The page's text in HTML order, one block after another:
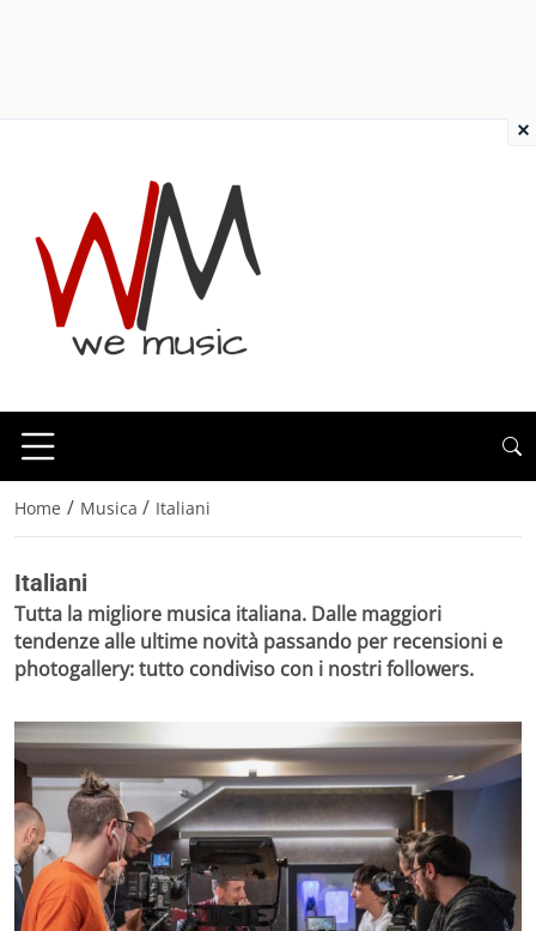
Home / Musica / Italiani
Italiani
Tutta la migliore musica italiana. Dalle maggiori
tendenze alle ultime novità passando per recensioni e
photogallery: tutto condiviso con i nostri followers.
×